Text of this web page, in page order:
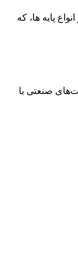
پایه ها، که
صنعتی با